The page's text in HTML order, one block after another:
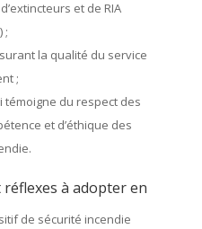
et de RIA
;
la qualité du service
;
témoigne du respect des
et d’éthique des
à adopter en
de sécurité incendie